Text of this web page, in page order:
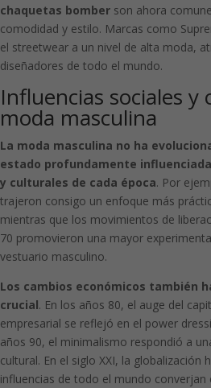
chaquetas bomber son ahora
comodidad y estilo. Marcas como
el streetwear a un nivel de alta moda,
diseñadores de todo el mundo.
Influencias sociales y
moda masculina
La moda masculina no ha
estado profundamente
y culturales de cada época. Por
trajeron consigo un enfoque más
mientras que los movimientos de
70 promovieron una mayor
vestuario masculino.
Los cambios económicos también
crucial. En los años 80, el auge del
empresarial se reflejó en el power
años 90, el minimalismo respondió a
cultural. En el siglo XXI, la globalización
influencias de todo el mundo